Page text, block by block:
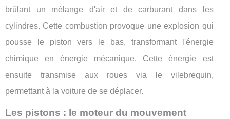
brûlant un mélange d'air et de carburant dans les
cylindres. Cette combustion provoque une explosion qui
pousse le piston vers le bas, transformant l'énergie
chimique en énergie mécanique. Cette énergie est
ensuite transmise aux roues via le vilebrequin,
permettant à la voiture de se déplacer.
Les pistons : le moteur du mouvement